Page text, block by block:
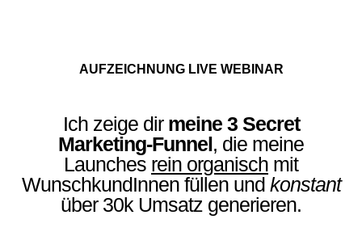
AUFZEICHNUNG LIVE WEBINAR
Ich zeige dir meine 3 Secret
Marketing-Funnel, die meine
Launches rein organisch mit
WunschkundInnen füllen und konstant
über 30k Umsatz generieren.